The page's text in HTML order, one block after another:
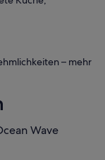
– mehr
Wave